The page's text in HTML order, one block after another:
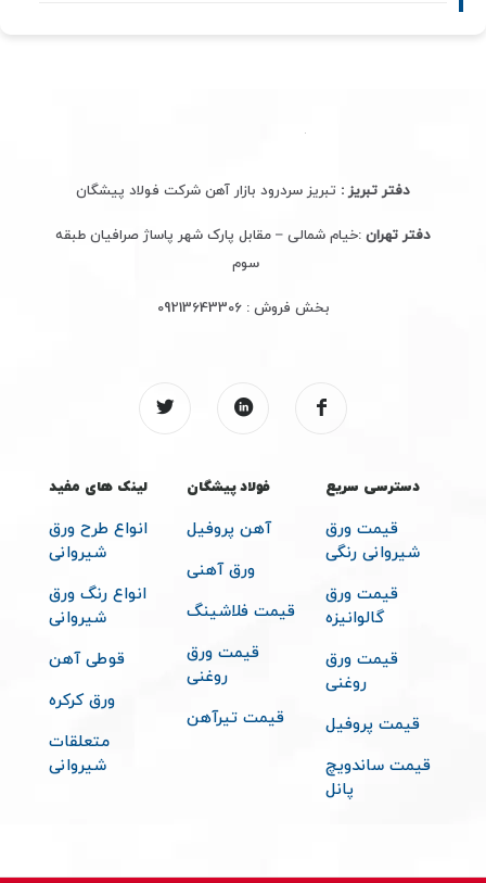
دفتر تبریز : تبریز سردرود بازار آهن شرکت فولاد پیشگان
دفتر تهران :خیام شمالی – مقابل پارک شهر پاساژ صرافیان طبقه
سوم
بخش فروش :09213643306
دسترسی سریع
قیمت ورق
شیروانی رنگی
قیمت ورق
گالوانیزه
قیمت ورق
روغنی
قیمت پروفیل
قیمت ساندویچ
پانل
فولاد پیشگان
آهن پروفیل
ورق آهنی
قیمت فلاشینگ
قیمت ورق
روغنی
قیمت تیرآهن
لینک های مفید
انواع طرح ورق
شیروانی
انواع رنگ ورق
شیروانی
قوطی آهن
ورق کرکره
متعلقات
شیروانی